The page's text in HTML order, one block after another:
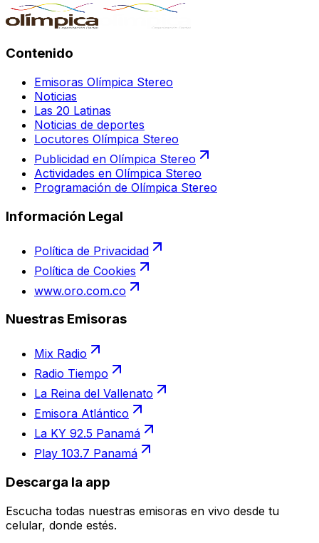
Contenido
Emisoras Olímpica Stereo
Noticias
Las 20 Latinas
Noticias de deportes
Locutores Olímpica Stereo
Publicidad en Olímpica Stereo
Actividades en Olímpica Stereo
Programación de Olímpica Stereo
Información Legal
Política de Privacidad
Política de Cookies
www.oro.com.co
Nuestras Emisoras
Mix Radio
Radio Tiempo
La Reina del Vallenato
Emisora Atlántico
La KY 92.5 Panamá
Play 103.7 Panamá
Descarga la app
Escucha todas nuestras emisoras en vivo desde tu
celular, donde estés.